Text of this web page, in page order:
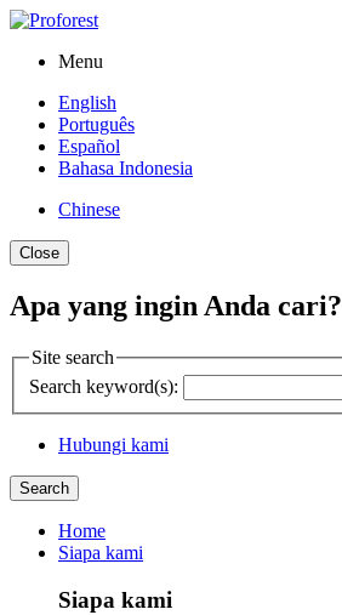
Menu
English
Português
Español
Bahasa Indonesia
Chinese
Close
Apa yang ingin Anda cari?
Site search
Search keyword(s):
Hubungi kami
Search
Home
Siapa kami
Siapa kami